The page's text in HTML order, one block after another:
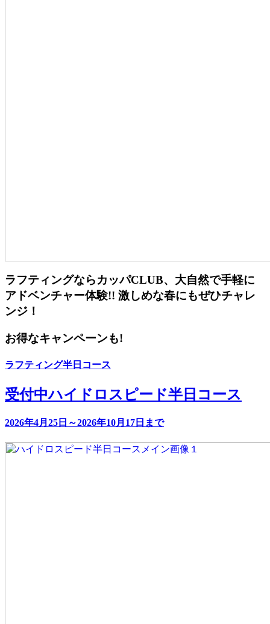
ラフティングならカッパCLUB、大自然で手軽に
アドベンチャー体験!! 激しめな春にもぜひチャレ
ンジ！
お得なキャンペーンも!
ラフティング半日コース
受付中ハイドロスピード半日コース
2026年4月25日～2026年10月17日まで